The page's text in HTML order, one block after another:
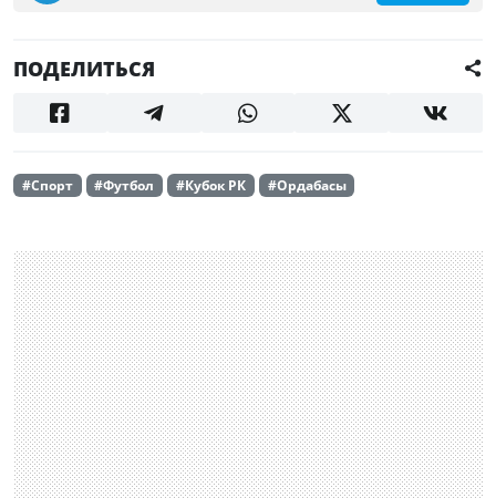
ПОДЕЛИТЬСЯ
#Спорт #Футбол #Кубок РК #Ордабасы